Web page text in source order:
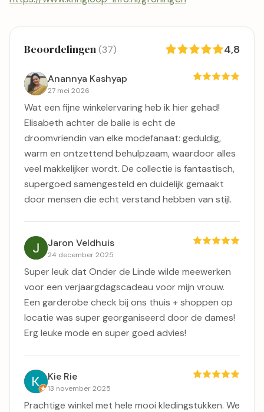
Beoordelingen(37) 4,8
Anannya Kashyap
27 mei 2026
Wat een fijne winkelervaring heb ik hier gehad!
Elisabeth achter de balie is echt de
droomvriendin van elke modefanaat: geduldig,
warm en ontzettend behulpzaam, waardoor alles
veel makkelijker wordt. De collectie is fantastisch,
supergoed samengesteld en duidelijk gemaakt
door mensen die echt verstand hebben van stijl.
Jaron Veldhuis
24 december 2025
Super leuk dat Onder de Linde wilde meewerken
voor een verjaargdagscadeau voor mijn vrouw.
Een garderobe check bij ons thuis + shoppen op
locatie was super georganiseerd door de dames!
Erg leuke mode en super goed advies!
Kie Rie
13 november 2025
Prachtige winkel met hele mooi kledingstukken. We